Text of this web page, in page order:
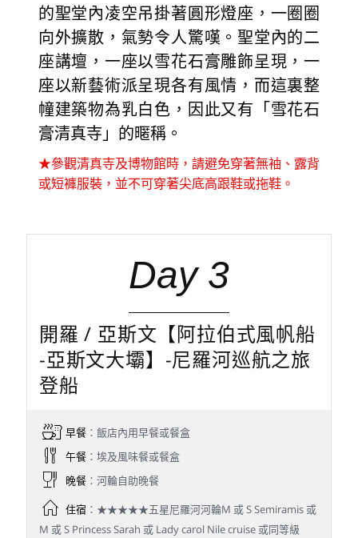
的聖堂內凌空吊掛著圓形燈座，一圈圈
向外擴散，氣勢令人驚嘆。聖堂內的二
座講壇，一座以雪花石膏雕飾呈現，一
座以新藝術派呈現各有風情，而這裏整
幢建築物為乳白色，因此又有「雪花石
膏清真寺」的暱稱。
★參觀清真寺及博物館時，請避免穿著無袖、露背
或短褲服裝，並不可穿著尖底高跟鞋或拖鞋。
Day 3
開羅 / 亞斯文【阿拉伯式風帆船
-亞斯文大壩】-尼羅河巡航之旅
登船
早餐：飯店內用早餐或餐盒
午餐：埃及風味餐或餐盒
晚餐：河輪自助晚餐
住宿：★★★★★五星尼羅河河輪M 或 S Semiramis 或
M 或 S Princess Sarah 或 Lady carol Nile cruise 或同等級